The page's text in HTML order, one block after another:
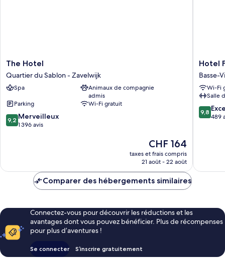
The
Hotel
Quartier
du
-
Zavelwijk
The Hotel
Quartier du Sablon - Zavelwijk
Spa
Animaux de compagnie
admis
Parking
Wi-Fi gratuit
9.2
sur
9,2 Merveilleux
1 396 avis
Le
nouveau
prix
de
CHF 164
taxes et frais compris
21 août - 22 août
Hotel
Fleur
de
Ville
Basse-
Ville
Hotel
Basse-
Wi-Fi
Salle
9.8
sur
9,8
489
Comparer des hébergements similaires
Connectez-vous pour découvrir les réductions et les
avantages dont vous pouvez bénéficier. Plus de récompenses
pour plus d’aventures !
Se connecter S’inscrire gratuitement